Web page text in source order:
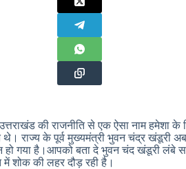
की राजनीति से एक ऐसा नाम हमेशा के
थे। राज्य के पूर्व मुख्यमंत्री भुवन चंद्र खंडूरी
हो गया है।आपको बता दे भुवन चंद खंडूरी लंबे
शोक की लहर दौड़ रही है।